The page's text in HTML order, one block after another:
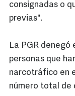
consignadas o
previas".
La PGR denegó
personas que
narcotráfico en
número total de